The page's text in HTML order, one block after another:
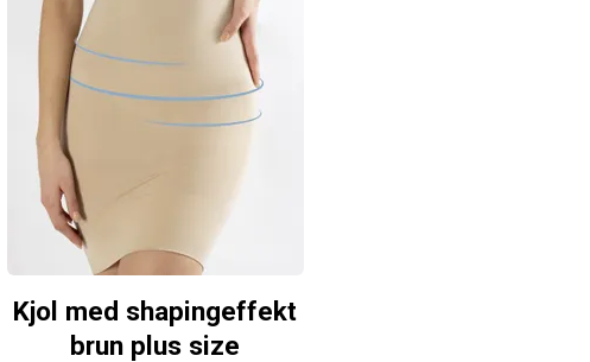
Kjol med shapingeffekt
brun plus size